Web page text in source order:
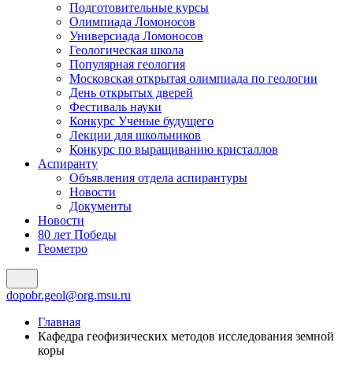
Подготовительные курсы
Олимпиада Ломоносов
Универсиада Ломоносов
Геологическая школа
Популярная геология
Московская открытая олимпиада по геологии
День открытых дверей
Фестиваль науки
Конкурс Ученые будущего
Лекции для школьников
Конкурс по выращиванию кристаллов
Аспиранту
Объявления отдела аспирантуры
Новости
Документы
Новости
80 лет Победы
Геометро
dopobr.geol@org.msu.ru
Главная
Кафедра геофизических методов исследования земной
коры